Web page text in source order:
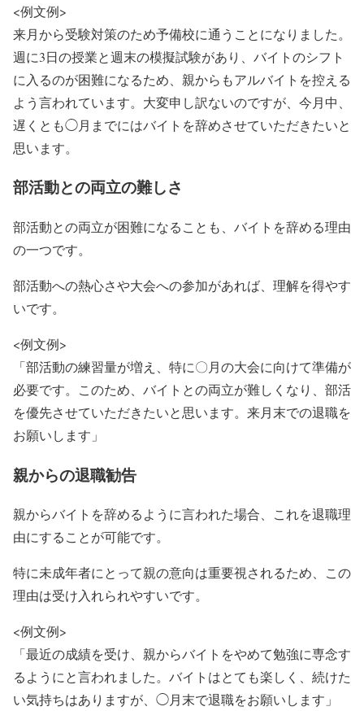
<例文例>
来月から受験対策のため予備校に通うことになりました。
週に3日の授業と週末の模擬試験があり、バイトのシフト
に入るのが困難になるため、親からもアルバイトを控える
よう言われています。大変申し訳ないのですが、今月中、
遅くとも◯月までにはバイトを辞めさせていただきたいと
思います。
部活動との両立の難しさ
部活動との両立が困難になることも、バイトを辞める理由
の一つです。
部活動への熱心さや大会への参加があれば、理解を得やす
いです。
<例文例>
「部活動の練習量が増え、特に〇月の大会に向けて準備が
必要です。このため、バイトとの両立が難しくなり、部活
を優先させていただきたいと思います。来月末での退職を
お願いします」
親からの退職勧告
親からバイトを辞めるように言われた場合、これを退職理
由にすることが可能です。
特に未成年者にとって親の意向は重要視されるため、この
理由は受け入れられやすいです。
<例文例>
「最近の成績を受け、親からバイトをやめて勉強に専念す
るようにと言われました。バイトはとても楽しく、続けた
い気持ちはありますが、◯月末で退職をお願いします」